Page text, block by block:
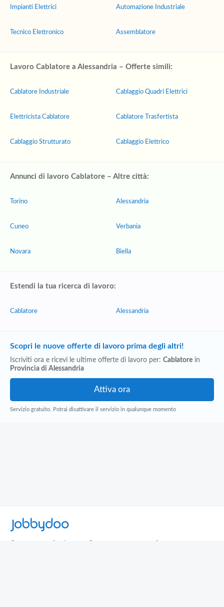
Impianti Elettrici
Tecnico Elettronico
Automazione Industriale
Assemblatore
Lavoro Cablatore a Alessandria – Offerte simili:
Cablatore Industriale
Elettricista Cablatore
Cablaggio Strutturato
Cablaggio Quadri Elettrici
Cablatore Trasfertista
Cablaggio Elettrico
Annunci di lavoro Cablatore – Altre città:
Torino
Cuneo
Novara
Alessandria
Verbania
Biella
Estendi la tua ricerca di lavoro:
Cablatore Alessandria
Scopri le nuove offerte di lavoro prima degli altri!
Iscriviti ora e ricevi le ultime offerte di lavoro per: Cablatore in
Provincia di Alessandria
Servizio gratuito. Potrai disattivare il servizio in qualunque momento
Jobbydoo